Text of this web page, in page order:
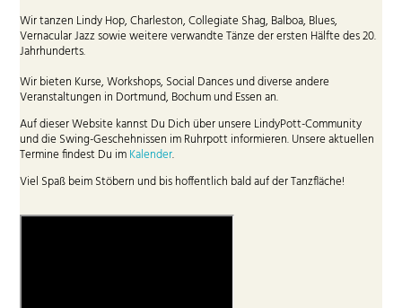
Wir tanzen Lindy Hop, Charleston, Collegiate Shag, Balboa, Blues,
Vernacular Jazz sowie weitere verwandte Tänze der ersten Hälfte des 20.
Jahrhunderts.
Wir bieten Kurse, Workshops, Social Dances und diverse andere
Veranstaltungen in Dortmund, Bochum und Essen an.
Auf dieser Website kannst Du Dich über unsere LindyPott-Community
und die Swing-Geschehnissen im Ruhrpott informieren. Unsere aktuellen
Termine findest Du imKalender.
Viel Spaß beim Stöbern und bis hoffentlich bald auf der Tanzfläche!